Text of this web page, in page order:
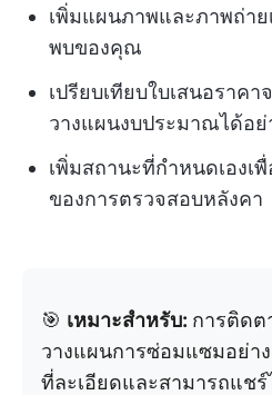
เพิ่มแผนภาพและภาพถ่า
พบของคุณ
เปรียบเทียบใบเสนอราค
วางแผนงบประมาณได้อย่
เพิ่มสถานะที่กำหนดเอง
ของการตรวจสอบหลังคา
🎯 เหมาะสำหรับ: การติดต
วางแผนการซ่อมแซมอย่า
ที่ละเอียดและสามารถแชร์